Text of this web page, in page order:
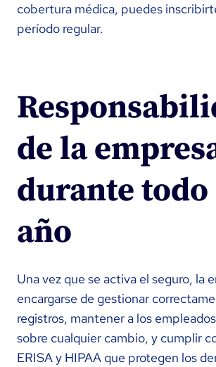
cobertura médica, puedes
período regular.
de la
durante todo
año
Una vez que se activa el seguro, la
encargarse de gestionar
registros, mantener a los
sobre cualquier cambio, y cumplir
ERISA y HIPAA que protegen los